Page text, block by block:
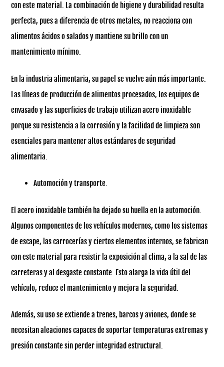
con este material. La combinación de higiene y durabilidad resulta
perfecta, pues a diferencia de otros metales, no reacciona con
alimentos ácidos o salados y mantiene su brillo con un
mantenimiento mínimo.
En la industria alimentaria, su papel se vuelve aún más importante.
Las líneas de producción de alimentos procesados, los equipos de
envasado y las superficies de trabajo utilizan acero inoxidable
porque su resistencia a la corrosión y la facilidad de limpieza son
esenciales para mantener altos estándares de seguridad
alimentaria.
Automoción y transporte.
El acero inoxidable también ha dejado su huella en la automoción.
Algunos componentes de los vehículos modernos, como los sistemas
de escape, las carrocerías y ciertos elementos internos, se fabrican
con este material para resistir la exposición al clima, a la sal de las
carreteras y al desgaste constante. Esto alarga la vida útil del
vehículo, reduce el mantenimiento y mejora la seguridad.
Además, su uso se extiende a trenes, barcos y aviones, donde se
necesitan aleaciones capaces de soportar temperaturas extremas y
presión constante sin perder integridad estructural.